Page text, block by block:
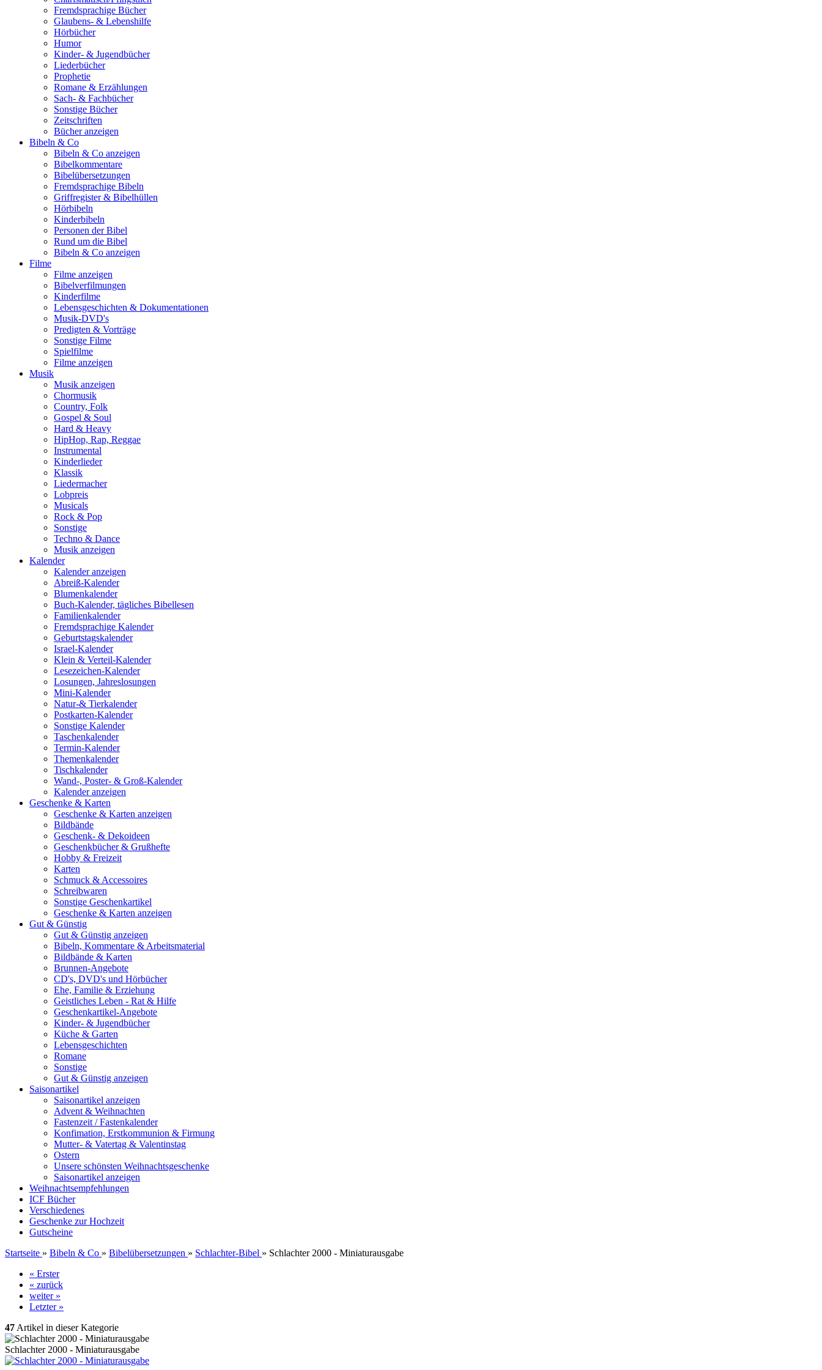
Fremdsprachige Bücher
Glaubens- & Lebenshilfe
Hörbücher
Humor
Kinder- & Jugendbücher
Liederbücher
Prophetie
Romane & Erzählungen
Sach- & Fachbücher
Sonstige Bücher
Zeitschriften
Bücher anzeigen
Bibeln & Co
Bibeln & Co anzeigen
Bibelkommentare
Bibelübersetzungen
Fremdsprachige Bibeln
Griffregister & Bibelhüllen
Hörbibeln
Kinderbibeln
Personen der Bibel
Rund um die Bibel
Bibeln & Co anzeigen
Filme
Filme anzeigen
Bibelverfilmungen
Kinderfilme
Lebensgeschichten & Dokumentationen
Musik-DVD's
Predigten & Vorträge
Sonstige Filme
Spielfilme
Filme anzeigen
Musik
Musik anzeigen
Chormusik
Country, Folk
Gospel & Soul
Hard & Heavy
HipHop, Rap, Reggae
Instrumental
Kinderlieder
Klassik
Liedermacher
Lobpreis
Musicals
Rock & Pop
Sonstige
Techno & Dance
Musik anzeigen
Kalender
Kalender anzeigen
Abreiß-Kalender
Blumenkalender
Buch-Kalender, tägliches Bibellesen
Familienkalender
Fremdsprachige Kalender
Geburtstagskalender
Israel-Kalender
Klein & Verteil-Kalender
Lesezeichen-Kalender
Losungen, Jahreslosungen
Mini-Kalender
Natur-& Tierkalender
Postkarten-Kalender
Sonstige Kalender
Taschenkalender
Termin-Kalender
Themenkalender
Tischkalender
Wand-, Poster- & Groß-Kalender
Kalender anzeigen
Geschenke & Karten
Geschenke & Karten anzeigen
Bildbände
Geschenk- & Dekoideen
Geschenkbücher & Grußhefte
Hobby & Freizeit
Karten
Schmuck & Accessoires
Schreibwaren
Sonstige Geschenkartikel
Geschenke & Karten anzeigen
Gut & Günstig
Gut & Günstig anzeigen
Bibeln, Kommentare & Arbeitsmaterial
Bildbände & Karten
Brunnen-Angebote
CD's, DVD's und Hörbücher
Ehe, Familie & Erziehung
Geistliches Leben - Rat & Hilfe
Geschenkartikel-Angebote
Kinder- & Jugendbücher
Küche & Garten
Lebensgeschichten
Romane
Sonstige
Gut & Günstig anzeigen
Saisonartikel
Saisonartikel anzeigen
Advent & Weihnachten
Fastenzeit / Fastenkalender
Konfimation, Erstkommunion & Firmung
Mutter- & Vatertag & Valentinstag
Ostern
Unsere schönsten Weihnachtsgeschenke
Saisonartikel anzeigen
Weihnachtsempfehlungen
ICF Bücher
Verschiedenes
Geschenke zur Hochzeit
Gutscheine
Startseite » Bibeln & Co » Bibelübersetzungen » Schlachter-Bibel » Schlachter 2000 - Miniaturausgabe
« Erster
« zurück
weiter »
Letzter »
47 Artikel in dieser Kategorie
Schlachter 2000 - Miniaturausgabe